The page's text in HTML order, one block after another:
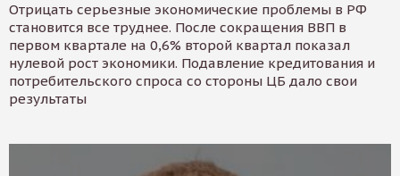
Отрицать серьезные экономические проблемы в РФ
становится все труднее. После сокращения ВВП в
первом квартале на 0,6% второй квартал показал
нулевой рост экономики. Подавление кредитования и
потребительского спроса со стороны ЦБ дало свои
результаты